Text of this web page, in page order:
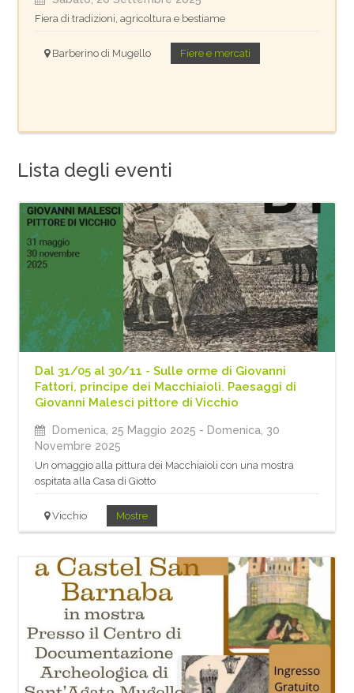
Fiera di tradizioni, agricoltura e bestiame
Barberino di Mugello Fiere e mercati
Lista degli eventi
Dal 31/05 al 30/11 - Sulle orme di Giovanni
Fattori, principe dei Macchiaioli. Paesaggi di
Giovanni Malesci pittore di Vicchio
Domenica, 25 Maggio 2025 - Domenica, 30
Novembre 2025
Un omaggio alla pittura dei Macchiaioli con una mostra
ospitata alla Casa di Giotto
Vicchio Mostre